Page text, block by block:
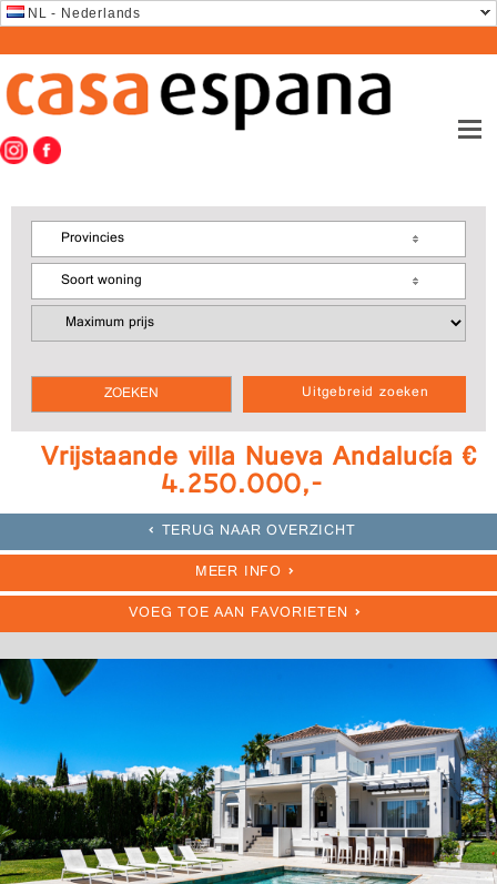
NL - Nederlands
Uitgebreid zoeken
Provincies
Soort woning
Vrijstaande villa Nueva Andalucía €
4.250.000,-
TERUG NAAR OVERZICHT
MEER INFO
VOEG TOE AAN FAVORIETEN